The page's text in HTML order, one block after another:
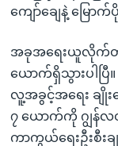
ကျော်ချေနဲ့ မြေ
အခုအရေးယူလိုက်တဲ့
ယောက်ရှိသွားပါပ
လူ့အခွင့်အရေး ချို
၇ ယောက်ကို ဂျွန်
ကာကွယ်ရေးဦးစီး